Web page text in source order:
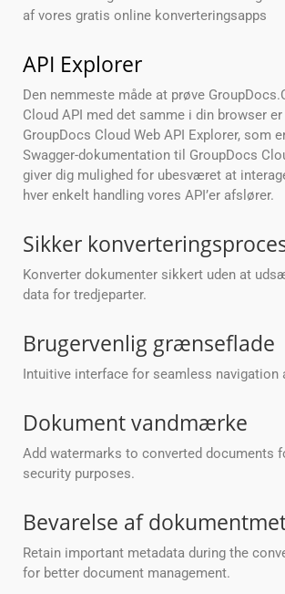
af vores gratis online konverteringsapps
API Explorer
Den nemmeste måde at prøve
Cloud API med det samme i din browser
GroupDocs Cloud Web API Explorer, som
Swagger-dokumentation til GroupDocs
giver dig mulighed for ubesværet at
hver enkelt handling vores API’er afslører.
Sikker
Konverter dokumenter sikkert uden at
data for tredjeparter.
Brugervenlig grænseflade
Intuitive interface for seamless navigation
Dokument vandmærke
Add watermarks to converted documents
security purposes.
Bevarelse af
Retain important metadata during the
for better document management.